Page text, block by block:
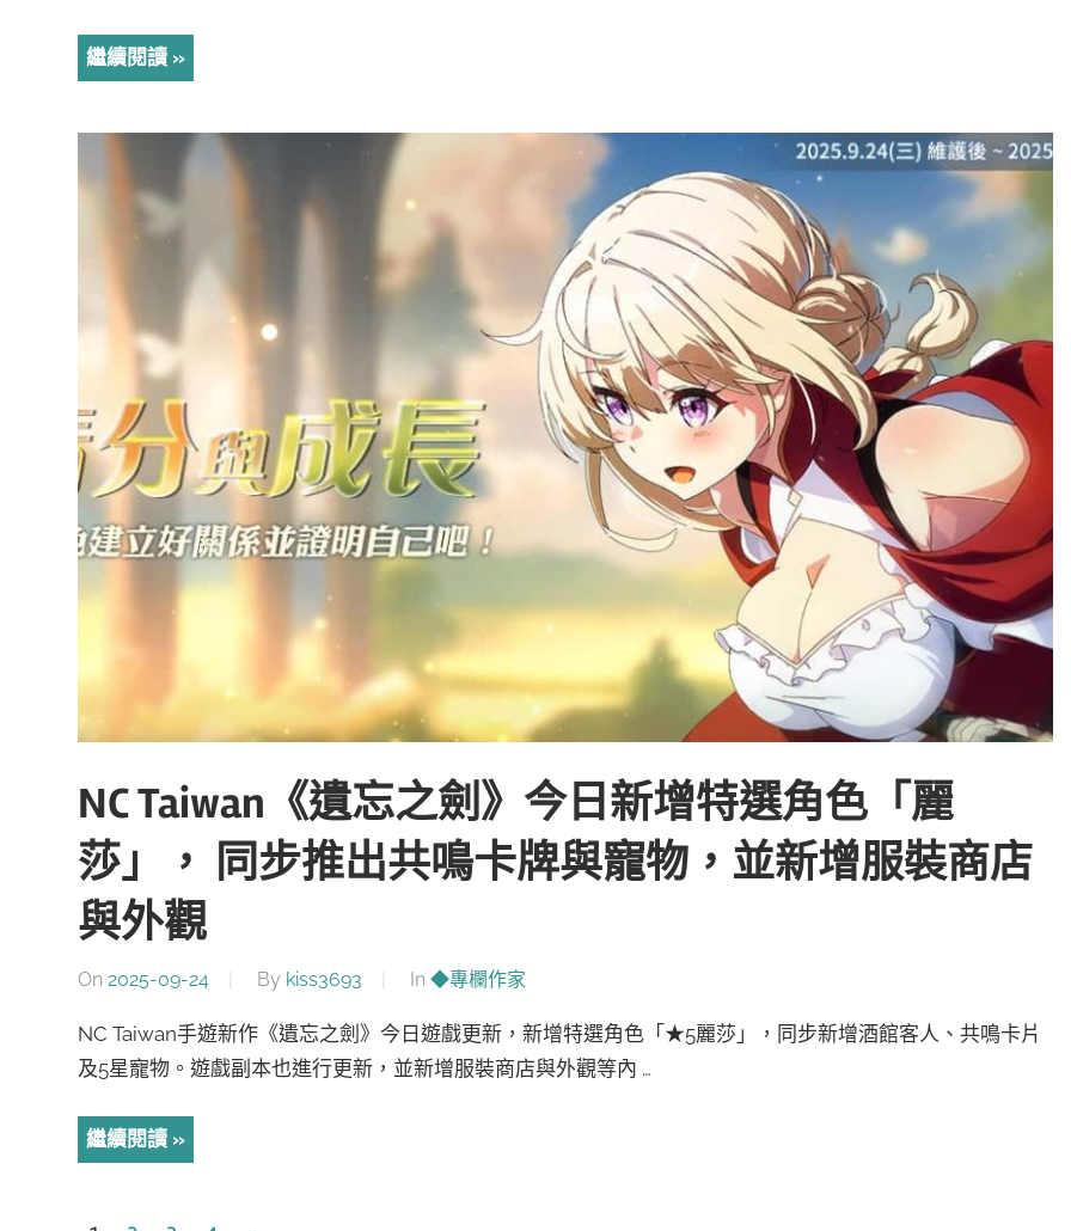
繼續閱讀
NC Taiwan《遺忘之劍》今日新增特選角色「麗
莎」， 同步推出共鳴卡牌與寵物，並新增服裝商店
與外觀
On 2025-09-24 By kiss3693 In ◆專欄作家
NC Taiwan手遊新作《遺忘之劍》今日遊戲更新，新增特選角色「★5麗莎」，同步新增酒館客人、共鳴卡片
及5星寵物。遊戲副本也進行更新，並新增服裝商店與外觀等內 …
繼續閱讀